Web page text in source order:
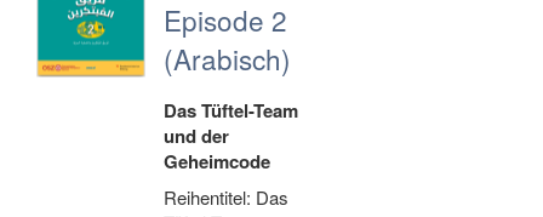
Episode 2
(Arabisch)
Das Tüftel-Team
und der
Geheimcode
Reihentitel: Das